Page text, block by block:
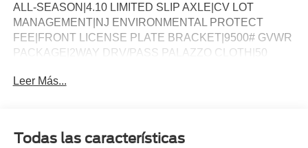
ALL-SEASON|4.10 LIMITED SLIP AXLE|CV LOT
MANAGEMENT|NJ ENVIRONMENTAL PROTECT
FEE|FRONT LICENSE PLATE BRACKET|9500# GVWR
PACKAGE|2WAY DRV/PASS PALAZZO CLOTH|50
MOBILITY KIT DELETE|CONN PKG: 1 YR INCL
FLOOR COVERING|FUEL CHARGE|ADVERTISING
Leer Más...
Todas las características